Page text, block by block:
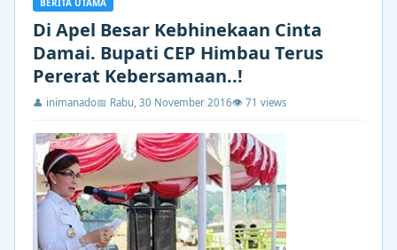
Di Apel Besar Kebhinekaan Cinta
Damai. Bupati CEP Himbau Terus
Pererat Kebersamaan..!
👤 inimanado📅 Rabu, 30 November 2016👁 71 views